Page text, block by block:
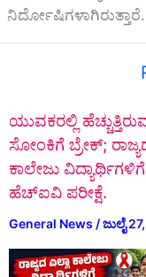
ನಿರ್ದೋಷಿಗಳಾಗಿರುತ್ತಾರೆ.
ಯುವಕರಲ್ಲಿ
ಸೋಂಕಿಗೆ ಬ್ರೇಕ್;
ಕಾಲೇಜು ವಿದ್ಯಾರ್ಥಿಗಳಿಗೆ
ಹೆಚ್‌ಐವಿ ಪರೀಕ್ಷೆ.
General News /ಜುಲೈ